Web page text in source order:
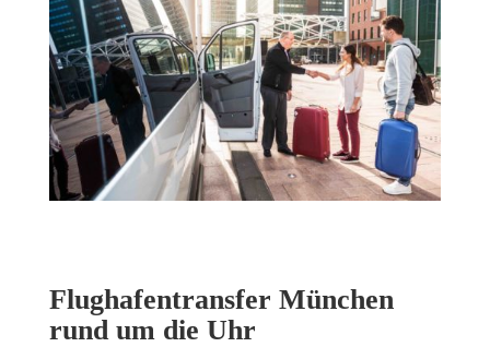
Flughafentransfer München
rund um die Uhr